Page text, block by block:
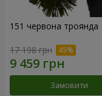
151 червона троянда
17 198 грн
Замовити